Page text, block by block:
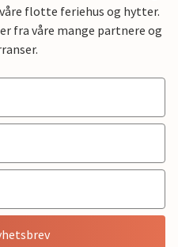
flotte feriehus og hytter.
fra våre mange partnere og